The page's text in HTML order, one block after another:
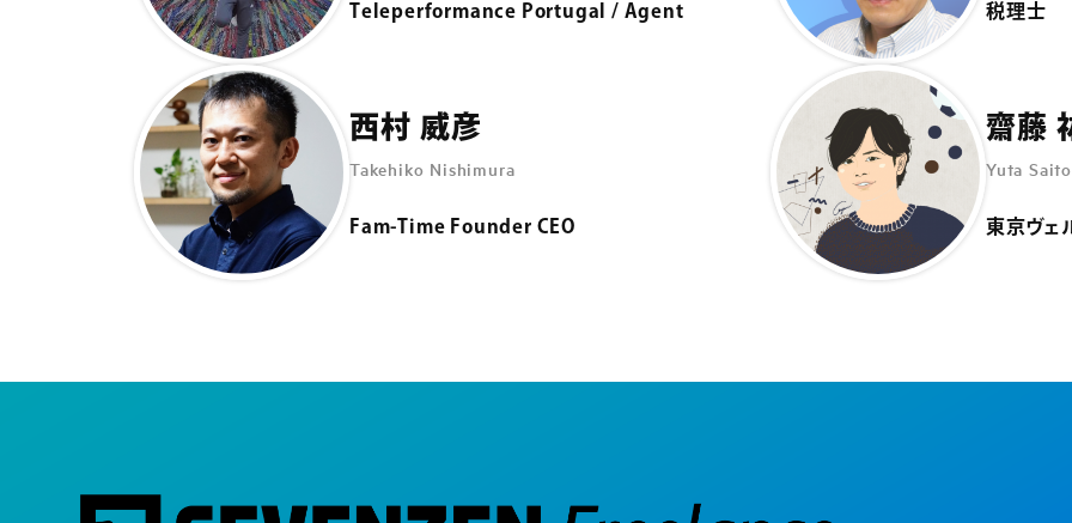
Teleperformance Portugal / Agent 税理士
西村 威彦
Takehiko Nishimura
Fam-Time Founder CEO
齋藤
Yuta Saito
東京ヴェ